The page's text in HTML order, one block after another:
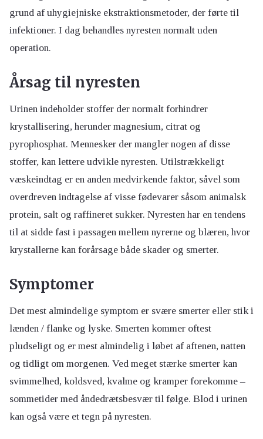
grund af uhygiejniske ekstraktionsmetoder, der førte til
infektioner. I dag behandles nyresten normalt uden
operation.
Årsag til nyresten
Urinen indeholder stoffer der normalt forhindrer
krystallisering, herunder magnesium, citrat og
pyrophosphat. Mennesker der mangler nogen af disse
stoffer, kan lettere udvikle nyresten. Utilstrækkeligt
væskeindtag er en anden medvirkende faktor, såvel som
overdreven indtagelse af visse fødevarer såsom animalsk
protein, salt og raffineret sukker. Nyresten har en tendens
til at sidde fast i passagen mellem nyrerne og blæren, hvor
krystallerne kan forårsage både skader og smerter.
Symptomer
Det mest almindelige symptom er svære smerter eller stik i
lænden / flanke og lyske. Smerten kommer oftest
pludseligt og er mest almindelig i løbet af aftenen, natten
og tidligt om morgenen. Ved meget stærke smerter kan
svimmelhed, koldsved, kvalme og kramper forekomme –
sommetider med åndedrætsbesvær til følge. Blod i urinen
kan også være et tegn på nyresten.